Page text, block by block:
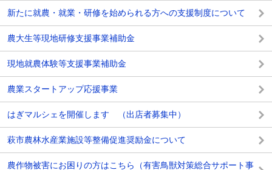
新たに就農・就業・研修を始められる方への支援制度について
農大生等現地研修支援事業補助金
現地就農体験等支援事業補助金
農業スタートアップ応援事業
はぎマルシェを開催します （出店者募集中）
萩市農林水産業施設等整備促進奨励金について
農作物被害にお困りの方はこちら（有害鳥獣対策総合サポート事